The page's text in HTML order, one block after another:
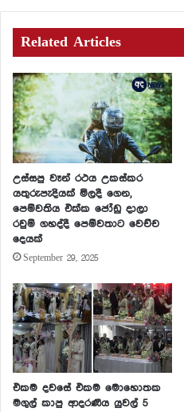
Related Articles
උස්සපු වෑන් රථය උකස්කර
යතුරුපැදියක් මිලදී ගෙන,
පෙම්වතිය එක්ක ජෝඩු දාලා
රවුම් ගහද්දී පෙම්වතාට වෙච්ච
දෙයක්
September 29, 2025
එකම දවසේ එකම මොහොතක
මගුල් කාපු ආදරණීය යුවල් 5